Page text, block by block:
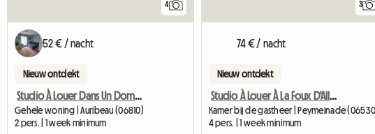
4
52 € / nacht
Nieuw ontdekt
Studio À Louer Dans Un Domaine Privé
Gehele woning | Auribeau (06810)
2 pers. | 1 week minimum
3
74 € / nacht
Nieuw ontdekt
Studio À Louer À La Foux D'Allos (1 800 M)
Kamer bij de gastheer | Peymeinade
4 pers. | 1 week minimum